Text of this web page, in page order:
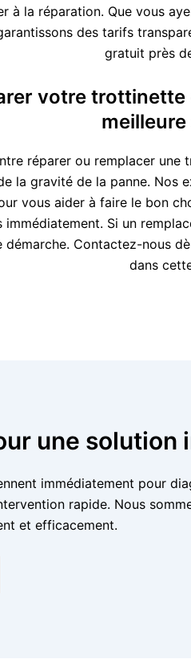
à la réparation. Que vous
des tarifs
gratuit près
votre
réparer ou remplacer
la gravité de la panne. Nos
vous aider à faire le bon
immédiatement. Si un
démarche. Contactez-nous
dans
une solution
immédiatement pour
rapide. Nous
et efficacement.